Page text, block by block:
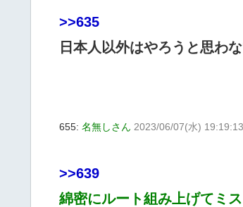
>>635
日本人以外はやろうと思わ
655: 名無しさん 2023/06/07(水)
>>639
綿密にルート組み上げてミ